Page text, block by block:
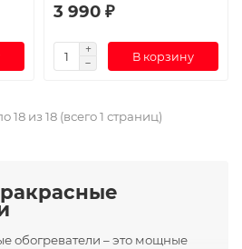
3 990 ₽
В корзину
18 из 18 (всего 1 страниц)
обогреватели – это мощные